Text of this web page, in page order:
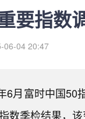
要指数
06-04 20:47
6月富时中国
数季检结果，